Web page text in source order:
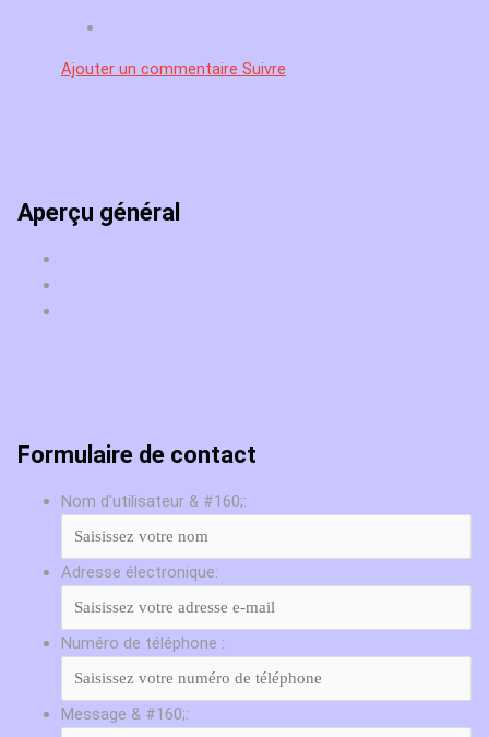
Ajouter un commentaire Suivre
Aperçu général
Formulaire de contact
Nom d'utilisateur & #160;:
Adresse électronique:
Numéro de téléphone :
Message & #160;: